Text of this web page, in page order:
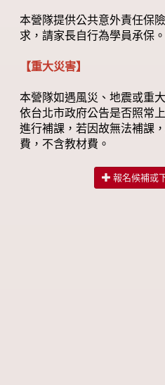
本營隊提供公共意外責任保
求，請家長自行為學員承保。
【重大災害】
本營隊如遇風災、地震或重
依台北市政府公告是否照常
進行補課，若因故無法補課
費，不含教材費。
報名候補或